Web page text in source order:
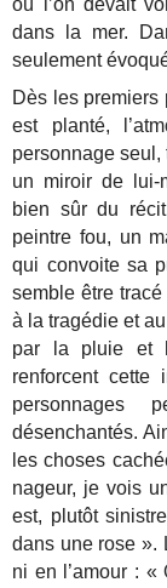
dans la mer.
seulement
Dès les premiers
est planté,
personnage seul,
un miroir de lui-
bien sûr du
peintre fou, un
qui convoite sa
semble être
à la tragédie et
par la pluie et
renforcent cette
personnages
désenchantés.
les choses
nageur, je vois
est, plutôt
dans une rose ».
ni en l’amour : «